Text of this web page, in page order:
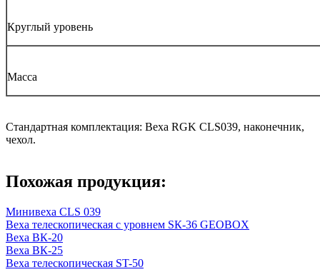
Круглый уровень
Масса
Стандартная комплектация: Веха RGK CLS039, наконечник,
чехол.
Похожая продукция:
Минивеха CLS 039
Веха телескопическая с уровнем SК-36 GEOBOX
Веха ВК-20
Веха ВК-25
Веха телескопическая ST-50